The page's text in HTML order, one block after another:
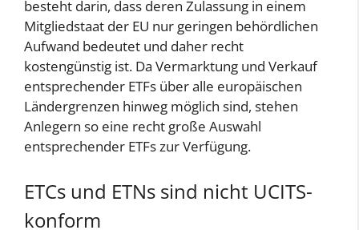
besteht darin, dass deren Zulassung in einem
Mitgliedstaat der EU nur geringen behördlichen
Aufwand bedeutet und daher recht
kostengünstig ist. Da Vermarktung und Verkauf
entsprechender ETFs über alle europäischen
Ländergrenzen hinweg möglich sind, stehen
Anlegern so eine recht große Auswahl
entsprechender ETFs zur Verfügung.
ETCs und ETNs sind nicht UCITS-
konform